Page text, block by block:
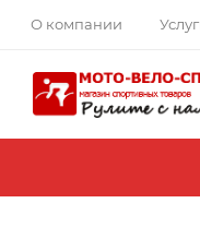
О компании